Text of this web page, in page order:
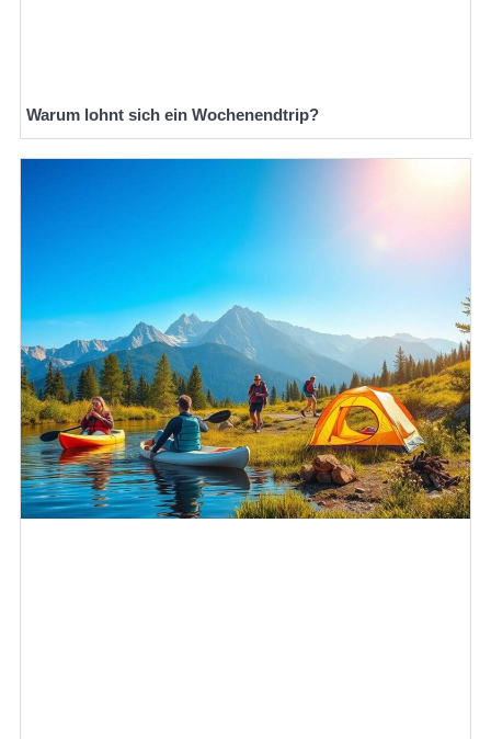
Warum lohnt sich ein Wochenendtrip?